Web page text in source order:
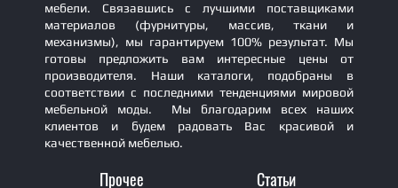
мебели. Связавшись с лучшими поставщиками
материалов (фурнитуры, массив, ткани и
механизмы), мы гарантируем 100% результат. Мы
готовы предложить вам интересные цены от
производителя. Наши каталоги, подобраны в
соответствии с последними тенденциями мировой
мебельной моды. Мы благодарим всех наших
клиентов и будем радовать Вас красивой и
качественной мебелью.
Прочее Статьи